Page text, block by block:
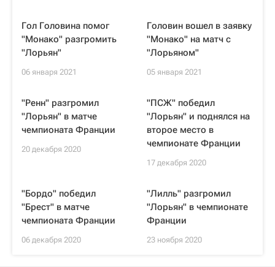
Гол Головина помог
"Монако" разгромить
"Лорьян"
06 января 2021
Головин вошел в заявку
"Монако" на матч с
"Лорьяном"
05 января 2021
"Ренн" разгромил
"Лорьян" в матче
чемпионата Франции
20 декабря 2020
"ПСЖ" победил
"Лорьян" и поднялся на
второе место в
чемпионате Франции
17 декабря 2020
"Бордо" победил
"Брест" в матче
чемпионата Франции
06 декабря 2020
"Лилль" разгромил
"Лорьян" в чемпионате
Франции
23 ноября 2020